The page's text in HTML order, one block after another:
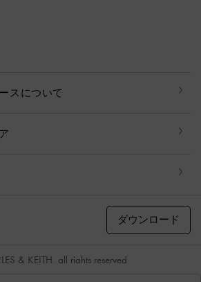
スについて
ダウンロード
& KEITH, all rights reserved